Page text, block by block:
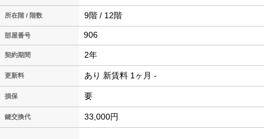
所在階 / 階数 9階 / 12階
906
契約期間 2年
更新料 あり 新賃料 1ヶ月 -
損保 要
鍵交換代 33,000円